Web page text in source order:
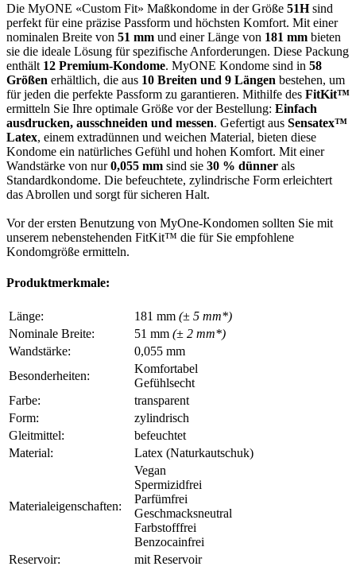
Die MyONE «Custom Fit» Maßkondome in der Größe 51Hsind
perfekt für eine präzise Passform und höchsten Komfort. Mit einer
nominalen Breite von 51 mm und einer Länge von 181 mm bieten
sie die ideale Lösung für spezifische Anforderungen. Diese Packung
enthält 12 Premium-Kondome. MyONE Kondome sind in 58
Größen erhältlich, die aus 10 Breiten und 9 Längen bestehen, um
für jeden die perfekte Passform zu garantieren. Mithilfe des FitKit™
ermitteln Sie Ihre optimale Größe vor der Bestellung: Einfach
ausdrucken, ausschneiden und messen. Gefertigt aus Sensatex™
Latex, einem extradünnen und weichen Material, bieten diese
Kondome ein natürliches Gefühl und hohen Komfort. Mit einer
Wandstärke von nur0,055 mm sind sie 30 % dünner als
Standardkondome. Die befeuchtete, zylindrische Form erleichtert
das Abrollen und sorgt für sicheren Halt.
Vor der ersten Benutzung von MyOne-Kondomen sollten Sie mit
unserem nebenstehenden FitKit™ die für Sie empfohlene
Kondomgröße ermitteln.
Produktmerkmale:
Länge: 181 mm (± 5 mm*)
Nominale Breite:
51 mm (± 2 mm*)
Wandstärke:
0,055 mm
Besonderheiten:
Komfortabel
Gefühlsecht
Farbe:
transparent
Form:
zylindrisch
Gleitmittel:
befeuchtet
Material:
Latex (Naturkautschuk)
Materialeigenschaften:
Vegan
Spermizidfrei
Parfümfrei
Geschmacksneutral
Farbstofffrei
Benzocainfrei
Reservoir:
mit Reservoir